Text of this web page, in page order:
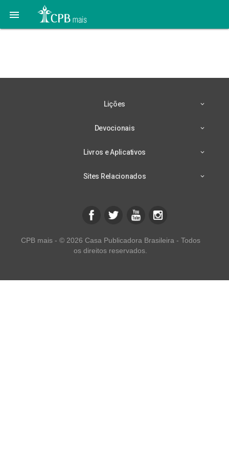

Lições
Devocionais
Livros e Aplicativos
Sites Relacionados
CPB mais - © 2026 Casa Publicadora Brasileira - Todos
os direitos reservados.